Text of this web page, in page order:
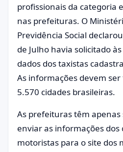
profissionais da categoria
nas prefeituras. O
Previdência Social
de Julho havia solicitado
dados dos taxistas
As informações devem
5.570 cidades brasileiras.
As prefeituras têm apenas
enviar as informações dos
motoristas para o site dos